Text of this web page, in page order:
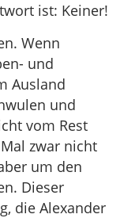
ist: Keiner!
Wenn
und
Ausland
und
vom Rest
zwar nicht
um den
Dieser
die Alexander